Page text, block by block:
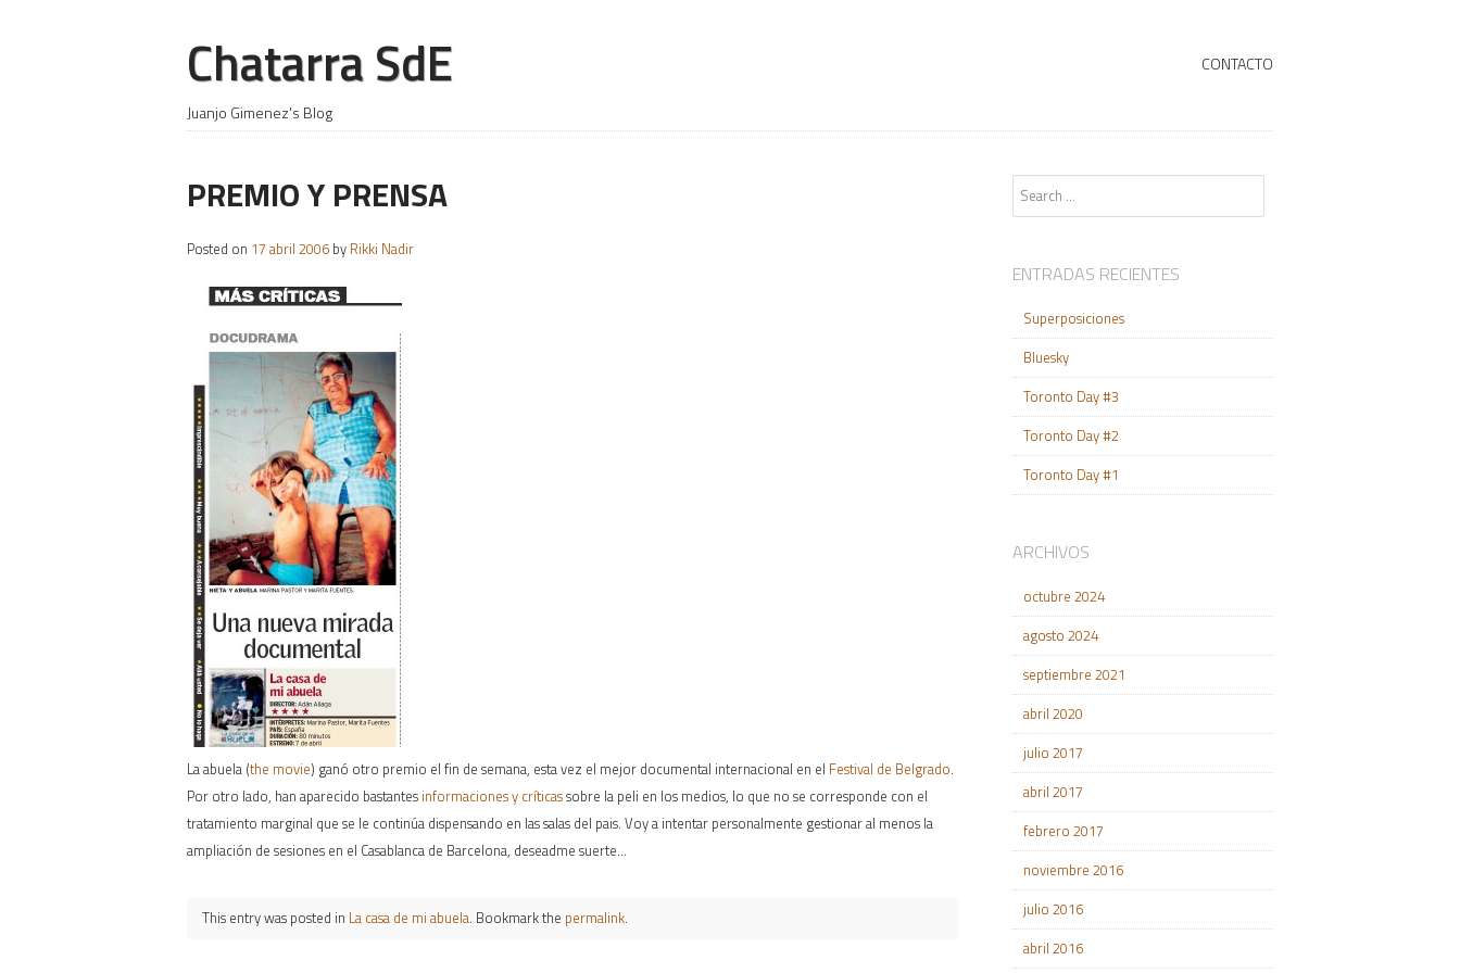
Chatarra SdE
Juanjo Gimenez's Blog
+
SKIP TO CONTENT
CONTACTO
PREMIO Y PRENSA
Posted on 17 abril 2006 by Rikki Nadir
La abuela (the movie) ganó otro premio el fin de semana, esta vez el mejor documental internacional en el Festival de Belgrado.
Por otro lado, han aparecido bastantes informaciones y críticassobre la peli en los medios, lo que no se corresponde con el
tratamiento marginal que se le continúa dispensando en las salas del pais. Voy a intentar personalmente gestionar al menos la
ampliación de sesiones en el Casablanca de Barcelona, deseadme suerte…
This entry was posted in La casa de mi abuela. Bookmark the permalink.
Search
ENTRADAS RECIENTES
Superposiciones
Bluesky
Toronto Day #3
Toronto Day #2
Toronto Day #1
ARCHIVOS
octubre 2024
agosto 2024
septiembre 2021
abril 2020
julio 2017
abril 2017
febrero 2017
noviembre 2016
julio 2016
abril 2016